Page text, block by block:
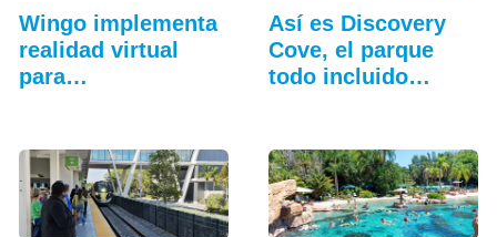
Wingo implementa
realidad virtual
para
Así es Discovery
Cove, el parque
todo incluido